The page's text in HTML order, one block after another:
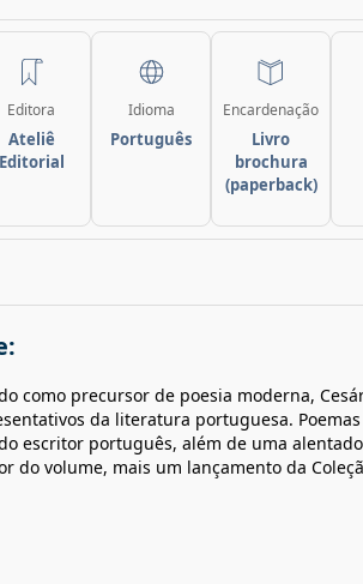
Editora
Ateliê
Editorial
Idioma
Português
Encardenação
Livro
brochura
(paperback)
como precursor de poesia moderna,
da literatura portuguesa.
escritor português, além de uma
do volume, mais um lançamento da